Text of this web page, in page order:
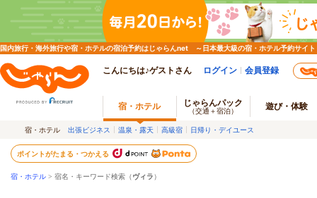
国内旅行・海外旅行や宿・ホテルの宿泊予約はじゃらんnet ～日本最大級の宿・ホテル予約サイト
こんにちは♪ゲストさん ログイン 会員登録
宿・ホテル じゃらんパック
（交通＋宿泊） 遊び・体験
宿・ホテル 出張ビジネス 温泉・露天 高級宿 日帰り・デイユース
ポイントがたまる・つかえる
宿・ホテル > 宿名・キーワード検索（ヴィラ）